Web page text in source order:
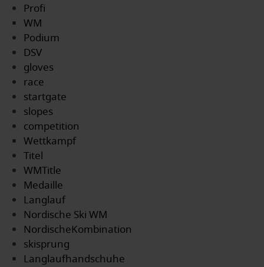
Profi
WM
Podium
DSV
gloves
race
startgate
slopes
competition
Wettkampf
Titel
WMTitle
Medaille
Langlauf
Nordische Ski WM
NordischeKombination
skisprung
Langlaufhandschuhe